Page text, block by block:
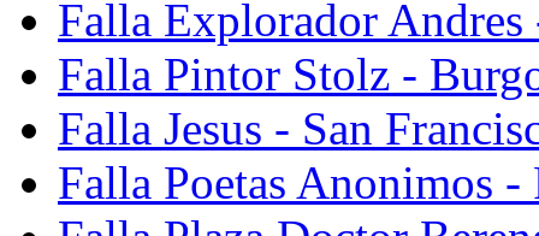
Falla Explorador Andres
Falla Pintor Stolz -
Falla Jesus - San
Falla Poetas Anonimos